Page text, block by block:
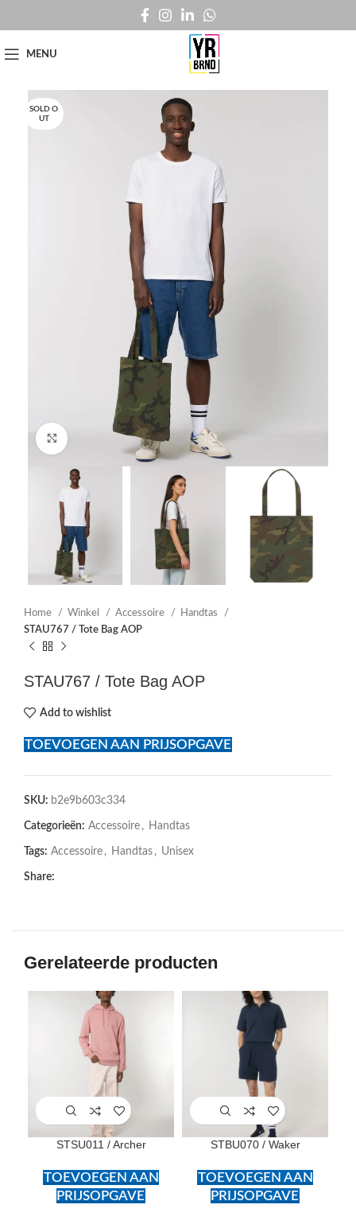
MENU
SOLD O
UT
Click to enlarge
Home Winkel Accessoire
Handtas
STAU767 / Tote Bag AOP
STAU767 / Tote Bag AOP
Add to wishlist
TOEVOEGEN AAN PRIJSOPGAVE
SKU: b2e9b603c334
Categorieën: Accessoire , Handtas
Tags: Accessoire , Handtas , Unisex
Share:
Gerelateerde producten
STSU011 / Archer
TOEVOEGEN AAN
PRIJSOPGAVE
STBU070 / Waker
TOEVOEGEN AAN
PRIJSOPGAVE